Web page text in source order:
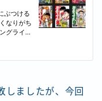
しましたが、今回